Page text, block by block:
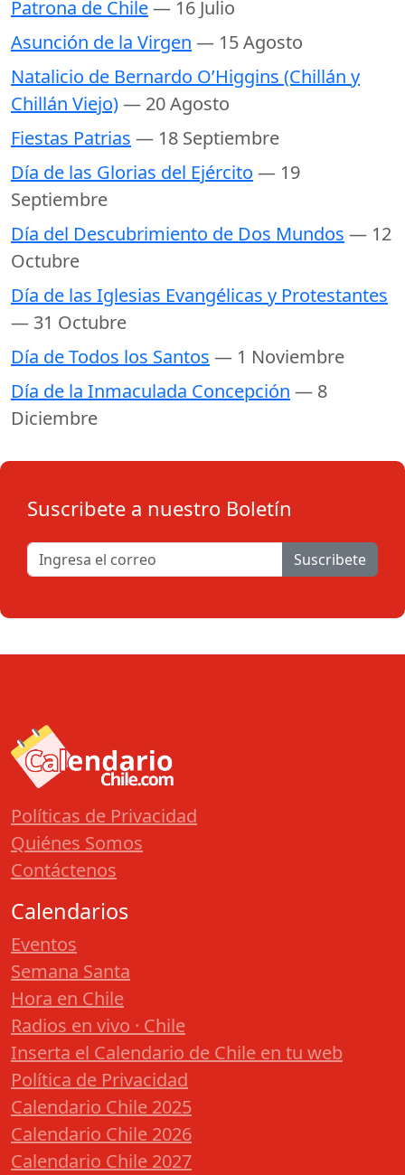
Patrona de Chile— 16 Julio
Asunción de la Virgen — 15 Agosto
Natalicio de Bernardo O’Higgins (Chillán y
Chillán Viejo)— 20 Agosto
Fiestas Patrias — 18 Septiembre
Día de las Glorias del Ejército — 19
Septiembre
Día del Descubrimiento de Dos Mundos — 12
Octubre
Día de las Iglesias Evangélicas y Protestantes
— 31 Octubre
Día de Todos los Santos — 1 Noviembre
Día de la Inmaculada Concepción — 8
Diciembre
Suscribete a nuestro Boletín
Suscribete
Políticas de Privacidad
Quiénes Somos
Contáctenos
Calendarios
Eventos
Semana Santa
Hora en Chile
Radios en vivo · Chile
Inserta el Calendario de Chile en tu web
Política de Privacidad
Calendario Chile 2025
Calendario Chile 2026
Calendario Chile 2027